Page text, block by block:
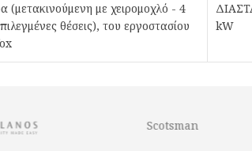
(μετακινούμενη με χειρομοχλό - 4
θέσεις), του εργοστασίου
kW
Scotsman